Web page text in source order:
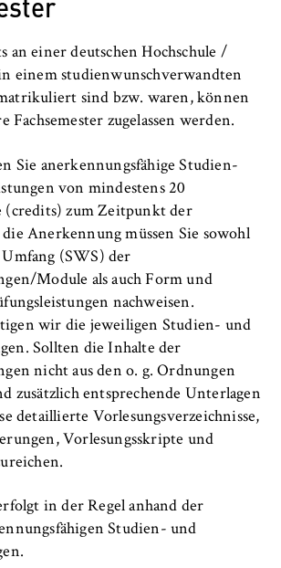
Level B1für den Hochschulzugang
(DSH-2)
als Fremdsprache (Test DaF) mit
TDN4
der Feststellungsprüfung am
C2 Großes deutsches
C1 Hochschule
innen und Deutsche,
erworben haben.
Sprachkenntnisse sind
innen für Studiengänge, die
Sprache angeboten werden
ausländischer Zeugnisse, wenn
bilateralen Abkommen oder
diese als hinreichende
anerkannt werden
Sprachtests (z.B. TOEFL)
oder anderer Institution
bilingualen Schule
an einer deutschen Hochschule /
einem studienwunschverwandten
sind bzw. waren, können
Fachsemester zugelassen werden.
Sie anerkennungsfähige Studien-
von mindestens 20
(credits) zum Zeitpunkt der
Anerkennung müssen Sie sowohl
(SWS) der
Module als auch Form und
nachweisen.
wir die jeweiligen Studien- und
Sollten die Inhalte der
nicht aus den o. g. Ordnungen
zusätzlich entsprechende Unterlagen
detaillierte Vorlesungsverzeichnisse,
Vorlesungsskripte und
in der Regel anhand der
Studien- und
auf unserer Website, um
fortlaufend zu verbessern.
Cookies gesetzt, die uns
welche Seiten am
besucht werden.